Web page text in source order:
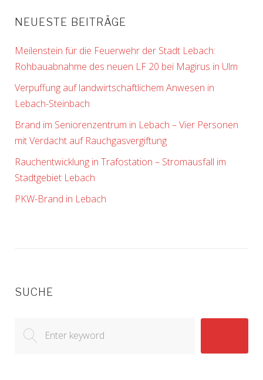
NEUESTE BEITRÄGE
Meilenstein für die Feuerwehr der Stadt Lebach:
Rohbauabnahme des neuen LF 20 bei Magirus in Ulm
Verpuffung auf landwirtschaftlichem Anwesen in
Lebach-Steinbach
Brand im Seniorenzentrum in Lebach – Vier Personen
mit Verdacht auf Rauchgasvergiftung
Rauchentwicklung in Trafostation – Stromausfall im
Stadtgebiet Lebach
PKW-Brand in Lebach
SUCHE
for: